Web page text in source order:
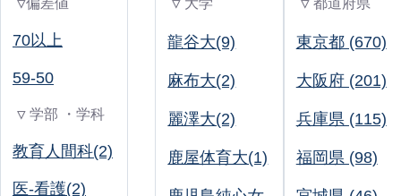
▽偏差値
70以上
59-50
▽ 学部 ・学科
教育人間科(2)
医-看護(2)
▽ 大学
龍谷大(9)
麻布大(2)
麗澤大(2)
鹿屋体育大(1)
▽ 都道府県
東京都 (670)
大阪府 (201)
兵庫県 (115)
福岡県 (98)